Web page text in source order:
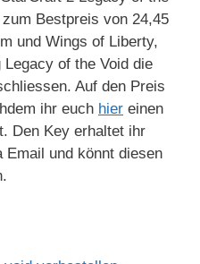
Bestpreis von 24,45
und Wings of Liberty,
of the Void die
Auf den Preis
ihr euch hier einen
Den Key erhaltet ihr
und könnt diesen